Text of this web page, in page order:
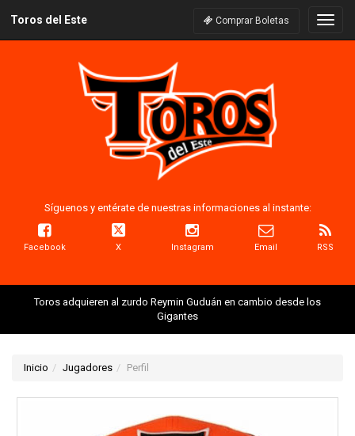
Toros del Este Comprar Boletas
Síguenos y entérate de nuestras informaciones al instante:
Facebook X Instagram Email RSS
Toros adquieren al zurdo Reymin Guduán en cambio desde los
Gigantes
Inicio Jugadores Perfil